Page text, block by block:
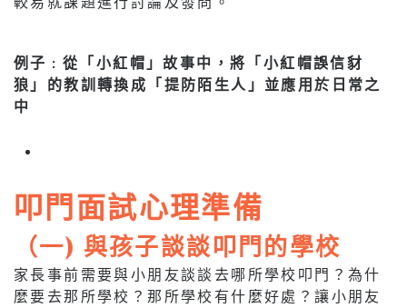
例子 : 從「小紅帽」故事中，將「小紅帽誤信豺
狼」的教訓轉換成「提防陌生人」並應用於日常之
中
叩門面試心理準備
（一) 與孩子談談叩門的學校
家長事前需要與小朋友談談去哪所學校叩門？為什
麼要去那所學校？那所學校有什麼好處？讓小朋友